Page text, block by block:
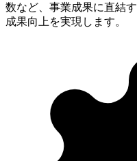
数など、事業成果に直結
成果向上を実現します。